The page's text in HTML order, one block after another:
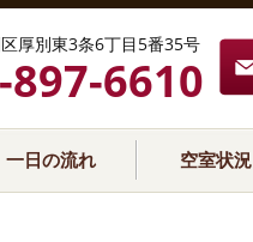
厚別東3条6丁目5番35号
897-6610
一日の流れ 空室状況